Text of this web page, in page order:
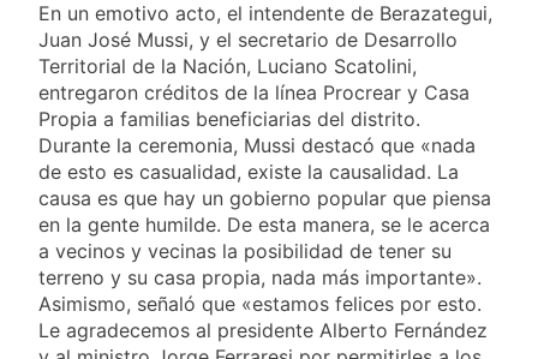
cortes, desvíos y
operativo de
seguridad por la
protesta contra la
reforma de la Ley de
Tierras
19 Horas Atrás
Tormentas severas y
fuertes ráfagas de
viento: más de 10
provincias bajo alerta
meteorológica
21 Horas Atrás
Senado debate el
proyecto sobre
propiedad privada
con foco en los
desalojos
22 Horas Atrás
Día del Cirujano
Torácico: una
especialidad clave
para el cuidado de la
salud respiratoria en
el Sanatorio Urquiza
22 Horas Atrás
Alerta naranja en
Quilmes por
tormentas severas y
En un emotivo acto, el intendente de Berazategui,
Juan José Mussi, y el secretario de Desarrollo
Territorial de la Nación, Luciano Scatolini,
entregaron créditos de la línea Procrear y Casa
Propia a familias beneficiarias del distrito.
Durante la ceremonia, Mussi destacó que «nada
de esto es casualidad, existe la causalidad. La
causa es que hay un gobierno popular que piensa
en la gente humilde. De esta manera, se le acerca
a vecinos y vecinas la posibilidad de tener su
terreno y su casa propia, nada más importante».
Asimismo, señaló que «estamos felices por esto.
Le agradecemos al presidente Alberto Fernández